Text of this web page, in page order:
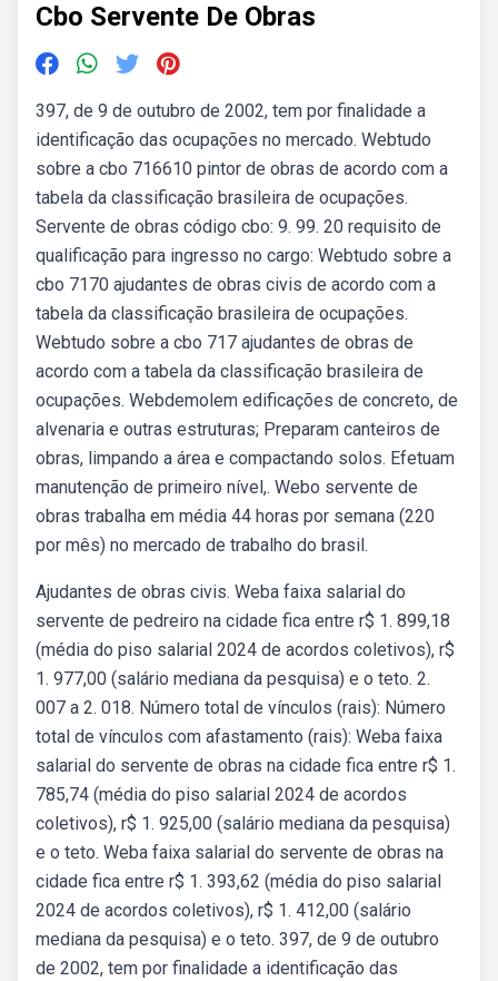
Cbo Servente De Obras
397, de 9 de outubro de 2002, tem por finalidade a
identificação das ocupações no mercado. Webtudo
sobre a cbo 716610 pintor de obras de acordo com a
tabela da classificação brasileira de ocupações.
Servente de obras código cbo: 9. 99. 20 requisito de
qualificação para ingresso no cargo: Webtudo sobre a
cbo 7170 ajudantes de obras civis de acordo com a
tabela da classificação brasileira de ocupações.
Webtudo sobre a cbo 717 ajudantes de obras de
acordo com a tabela da classificação brasileira de
ocupações. Webdemolem edificações de concreto, de
alvenaria e outras estruturas; Preparam canteiros de
obras, limpando a área e compactando solos. Efetuam
manutenção de primeiro nível,. Webo servente de
obras trabalha em média 44 horas por semana (220
por mês) no mercado de trabalho do brasil.
Ajudantes de obras civis. Weba faixa salarial do
servente de pedreiro na cidade fica entre r$ 1. 899,18
(média do piso salarial 2024 de acordos coletivos), r$
1. 977,00 (salário mediana da pesquisa) e o teto. 2.
007 a 2. 018. Número total de vínculos (rais): Número
total de vínculos com afastamento (rais): Weba faixa
salarial do servente de obras na cidade fica entre r$ 1.
785,74 (média do piso salarial 2024 de acordos
coletivos), r$ 1. 925,00 (salário mediana da pesquisa)
e o teto. Weba faixa salarial do servente de obras na
cidade fica entre r$ 1. 393,62 (média do piso salarial
2024 de acordos coletivos), r$ 1. 412,00 (salário
mediana da pesquisa) e o teto. 397, de 9 de outubro
de 2002, tem por finalidade a identificação das